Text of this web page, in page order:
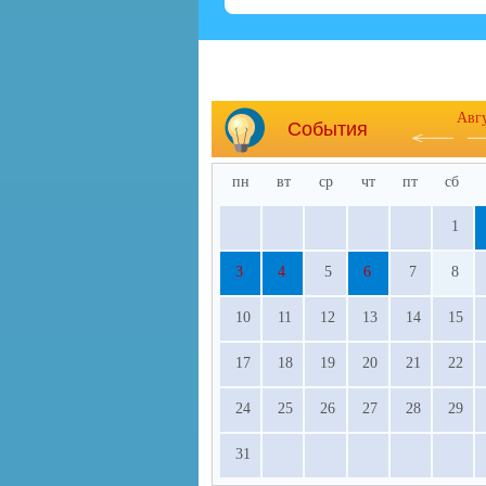
События
пн вт ср чт пт сб
1
3 4 5 6 7 8
10 11 12 13 14 15
17 18 19 20 21 22
24 25 26 27 28 29
31